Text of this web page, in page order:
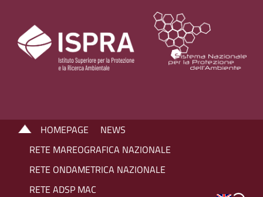
HOMEPAGE
NEWS
RETE MAREOGRAFICA NAZIONALE
RETE ONDAMETRICA NAZIONALE
RETE ADSP MAC